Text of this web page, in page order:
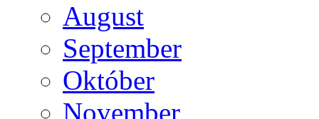
August
September
Október
November